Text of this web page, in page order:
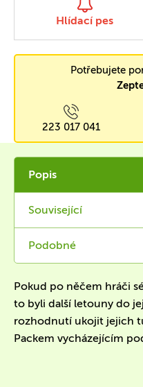
Hlídací pes
Potřebujete
223 017 041
Popis
Související
Podobné
Pokud po něčem hráči
to byli další letouny do
rozhodnutí ukojit jejich
Packem vycházejícím